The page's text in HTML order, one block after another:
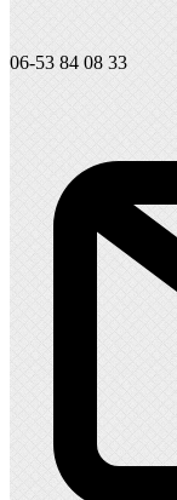
06-53 84 08 33